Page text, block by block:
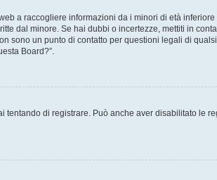
a raccogliere informazioni da i minori di età
dal minore. Se hai dubbi o incertezze, mettiti in
sono un punto di contatto per questioni legali di
Board?”.
di registrare. Può anche aver disabilitato le